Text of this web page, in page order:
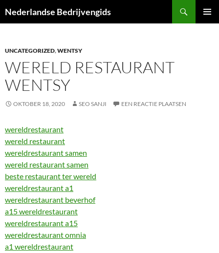
naar
Nederlandse Bedrijvengids
UNCATEGORIZED,WENTSY
WERELD RESTAURANT
WENTSY
OKTOBER 18, 2020 SEO SANJI EEN REACTIE PLAATSEN
wereldrestaurant
wereld restaurant
wereldrestaurant samen
wereld restaurant samen
beste restaurant ter wereld
wereldrestaurant a1
wereldrestaurant beverhof
a15 wereldrestaurant
wereldrestaurant a15
wereldrestaurant omnia
a1 wereldrestaurant